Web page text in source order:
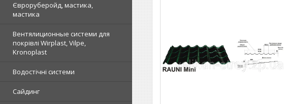
Євроруберойд, мастика,
мастика
Вентялиционные системи для
покрівлі Wirplast, Vilpe,
Kronoplast
Водостічні системи
Сайдинг